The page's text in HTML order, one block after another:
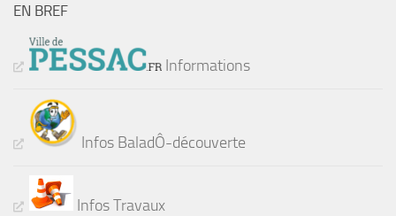
EN BREF
Informations
Infos BaladÔ-découverte
Infos Travaux